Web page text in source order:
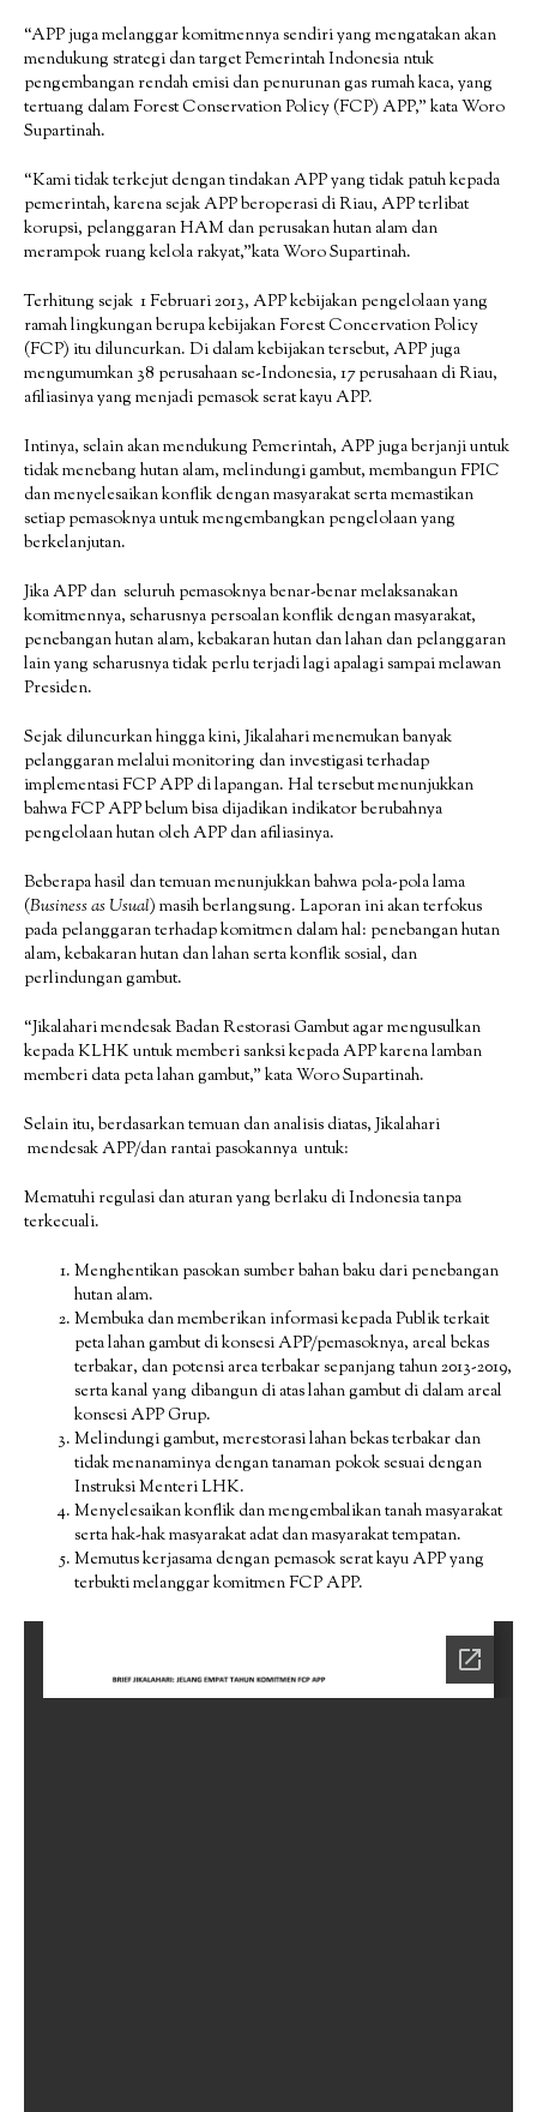
“APP juga melanggar komitmennya sendiri yang mengatakan akan
mendukung strategi dan target Pemerintah Indonesia ntuk
pengembangan rendah emisi dan penurunan gas rumah kaca, yang
tertuang dalam Forest Conservation Policy (FCP) APP,” kata Woro
Supartinah.
“Kami tidak terkejut dengan tindakan APP yang tidak patuh kepada
pemerintah, karena sejak APP beroperasi di Riau, APP terlibat
korupsi, pelanggaran HAM dan perusakan hutan alam dan
merampok ruang kelola rakyat,”kata Woro Supartinah.
Terhitung sejak 1 Februari 2013, APP kebijakan pengelolaan yang
ramah lingkungan berupa kebijakan Forest Concervation Policy
(FCP) itu diluncurkan. Di dalam kebijakan tersebut, APP juga
mengumumkan 38 perusahaan se-Indonesia, 17 perusahaan di Riau,
afiliasinya yang menjadi pemasok serat kayu APP.
Intinya, selain akan mendukung Pemerintah, APP juga berjanji untuk
tidak menebang hutan alam, melindungi gambut, membangun FPIC
dan menyelesaikan konflik dengan masyarakat serta memastikan
setiap pemasoknya untuk mengembangkan pengelolaan yang
berkelanjutan.
Jika APP dan seluruh pemasoknya benar-benar melaksanakan
komitmennya, seharusnya persoalan konflik dengan masyarakat,
penebangan hutan alam, kebakaran hutan dan lahan dan pelanggaran
lain yang seharusnya tidak perlu terjadi lagi apalagi sampai melawan
Presiden.
Sejak diluncurkan hingga kini, Jikalahari menemukan banyak
pelanggaran melalui monitoring dan investigasi terhadap
implementasi FCP APP di lapangan. Hal tersebut menunjukkan
bahwa FCP APP belum bisa dijadikan indikator berubahnya
pengelolaan hutan oleh APP dan afiliasinya.
Beberapa hasil dan temuan menunjukkan bahwa pola-pola lama
(Business as Usual) masih berlangsung. Laporan ini akan terfokus
pada pelanggaran terhadap komitmen dalam hal: penebangan hutan
alam, kebakaran hutan dan lahan serta konflik sosial, dan
perlindungan gambut.
“Jikalahari mendesak Badan Restorasi Gambut agar mengusulkan
kepada KLHK untuk memberi sanksi kepada APP karena lamban
memberi data peta lahan gambut,” kata Woro Supartinah.
Selain itu, berdasarkan temuan dan analisis diatas, Jikalahari
mendesak APP/dan rantai pasokannya untuk:
Mematuhi regulasi dan aturan yang berlaku di Indonesia tanpa
terkecuali.
Menghentikan pasokan sumber bahan baku dari penebangan
hutan alam.
Membuka dan memberikan informasi kepada Publik terkait
peta lahan gambut di konsesi APP/pemasoknya, areal bekas
terbakar, dan potensi area terbakar sepanjang tahun 2013-2019,
serta kanal yang dibangun di atas lahan gambut di dalam areal
konsesi APP Grup.
Melindungi gambut, merestorasi lahan bekas terbakar dan
tidak menanaminya dengan tanaman pokok sesuai dengan
Instruksi Menteri LHK.
Menyelesaikan konflik dan mengembalikan tanah masyarakat
serta hak-hak masyarakat adat dan masyarakat tempatan.
Memutus kerjasama dengan pemasok serat kayu APP yang
terbukti melanggar komitmen FCP APP.